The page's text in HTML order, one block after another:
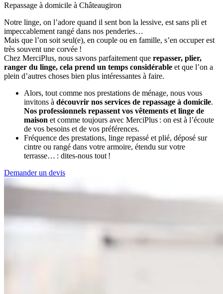
Repassage à domicile à Châteaugiron
Notre linge, on l’adore quand il sent bon la lessive, est sans pli et
impeccablement rangé dans nos penderies…
Mais que l’on soit seul(e), en couple ou en famille, s’en occuper est
très souvent une corvée !
Chez MerciPlus, nous savons parfaitement que repasser, plier,
ranger du linge, cela prend un temps considérable et que l’on a
plein d’autres choses bien plus intéressantes à faire.
Alors, tout comme nos prestations de ménage, nous vous
invitons à découvrir nos services de repassage à domicile.
Nos professionnels repassent vos vêtements et linge de
maison et comme toujours avec MerciPlus : on est à l’écoute
de vos besoins et de vos préférences.
Fréquence des prestations, linge repassé et plié, déposé sur
cintre ou rangé dans votre armoire, étendu sur votre
terrasse… : dites-nous tout !
Demander un devis